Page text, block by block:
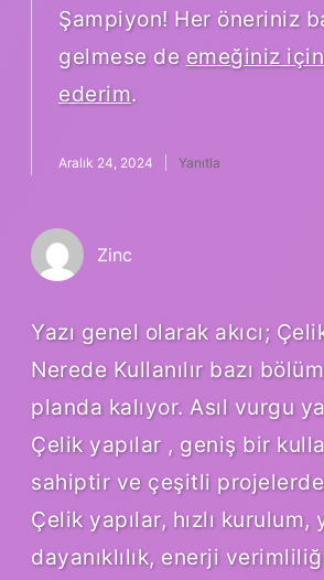
Şampiyon! Her öneriniz
gelmese de emeğiniz
ederim.
Aralık 24, 2024 Yanıtla
Zinc
Yazı genel olarak akıcı;
Nerede Kullanılır bazı
planda kalıyor. Asıl vurgu
Çelik yapılar , geniş bir
sahiptir ve çeşitli
Çelik yapılar, hızlı kurulum,
dayanıklılık, enerji